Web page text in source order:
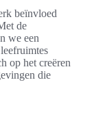
beïnvloed
de
we een
op het creëren
die